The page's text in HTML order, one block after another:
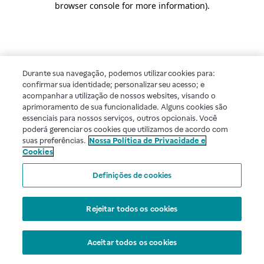
browser console for more information).
Durante sua navegação, podemos utilizar cookies para:
confirmar sua identidade; personalizar seu acesso; e
acompanhar a utilização de nossos websites, visando o
aprimoramento de sua funcionalidade. Alguns cookies são
essenciais para nossos serviços, outros opcionais. Você
poderá gerenciar os cookies que utilizamos de acordo com
suas preferências. Nossa Política de Privacidade e
Cookies
Definições de cookies
Rejeitar todos os cookies
Aceitar todos os cookies